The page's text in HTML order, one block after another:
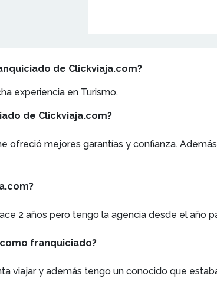
de Clickviaja.com?
experiencia en Turismo.
de Clickviaja.com?
ofreció mejores garantías y confianza.
2 años pero tengo la agencia desde el año
franquiciado?
viajar y además tengo un conocido que